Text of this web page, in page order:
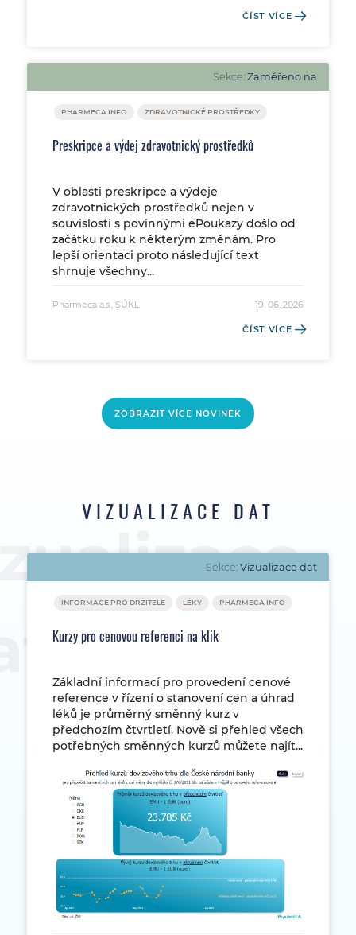
ČÍST VÍCE
Sekce: Zaměřeno na
PHARMECA INFO ZDRAVOTNICKÉ PROSTŘEDKY
Preskripce a výdej zdravotnický prostředků
V oblasti preskripce a výdeje
zdravotnických prostředků nejen v
souvislosti s povinnými ePoukazy došlo od
začátku roku k některým změnám. Pro
lepší orientaci proto následující text
shrnuje všechny...
Pharmeca a.s., SÚKL 19. 06. 2026
ČÍST VÍCE
ZOBRAZIT VÍCE NOVINEK
VIZUALIZACE DAT
Sekce: Vizualizace dat
INFORMACE PRO DRŽITELE LÉKY PHARMECA INFO
Kurzy pro cenovou referenci na klik
Základní informací pro provedení cenové
reference v řízení o stanovení cen a úhrad
léků je průměrný směnný kurz v
předchozím čtvrtletí. Nově si přehled všech
potřebných směnných kurzů můžete najít...